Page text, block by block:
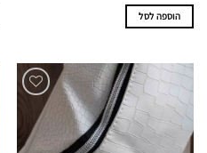
הוספה לסל